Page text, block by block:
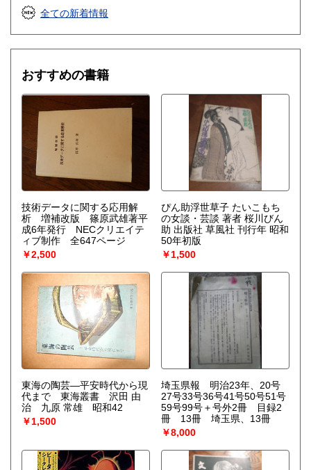
い「構造」は常に不安定性の結果として出現する。すなわち
それはゆらぎから生じるものである。ふつうはゆらぎが生じ
びつけ、ゆらぎの巨視的理論を包含する一般化された熱力学
を作り上げなくてはならない。〉散逸構造の理論で、1977
年、ノーベル化学賞を受賞したプリゴジンの、グランスドル
フとの共著による初期の著作。開放系に現れる構造の問題
を、非平衡熱力学の立場から、物理学、化学、生物学につい
て、統一的な観点からの説明を試みる。
全ての新着情報
おすすめの書籍
技術データに関する応用解
析 増補改版 篠原武雄著平
成6年発行 NECクリエイテ
ィブ制作 全647ページ
￥2,500
ぴん助浮世草子 たいこもち
の女談・芸談 著者 桜川びん
助 出版社 草風社 刊行年 昭和
50年初版
￥1,500
東海の陶芸―平安時代から現
代まで 東海叢書 沢田 由
治 九原 常雄 昭和42
￥1,500
埼玉県報 明治23年、20号
27号33号36号41号50号51号
59号99号＋号外2冊 目録2
冊 13冊 埼玉県、13冊
￥8,000